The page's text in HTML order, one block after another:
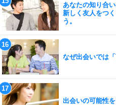
あなたの知り合い
新しく友人をつ
う。
なぜ出会いでは
出会いの可能性